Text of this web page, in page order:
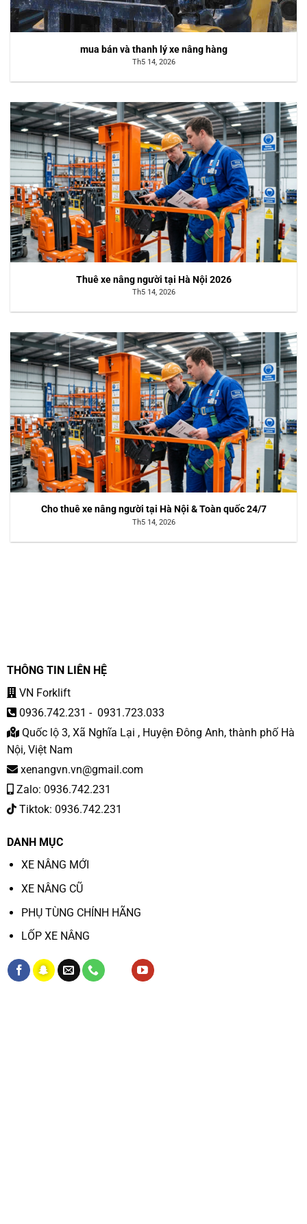
mua bán và thanh lý xe nâng hàng
Th5 14, 2026
Thuê xe nâng người tại Hà Nội 2026
Th5 14, 2026
Cho thuê xe nâng người tại Hà Nội & Toàn quốc 24/7
Th5 14, 2026
THÔNG TIN LIÊN HỆ
VN Forklift
0936.742.231 - 0931.723.033
Quốc lộ 3, Xã Nghĩa Lại , Huyện Đông Anh, thành phố Hà
Nội, Việt Nam
xenangvn.vn@gmail.com
Zalo: 0936.742.231
Tiktok: 0936.742.231
DANH MỤC
XE NÂNG MỚI
XE NÂNG CŨ
PHỤ TÙNG CHÍNH HÃNG
LỐP XE NÂNG